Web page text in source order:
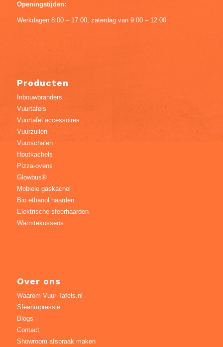
Openingstijden:
Werkdagen 8:00 – 17:00, zaterdag van 9:00 – 12:00
Producten
Inbouwbranders
Vuurtafels
Vuurtafel accessoires
Vuurzuilen
Vuurschalen
Houtkachels
Pizza-ovens
Glowbus®
Mobiele gaskachel
Bio ethanol haarden
Elektrische sfeerhaarden
Warmtekussens
Over ons
Waarom Vuur-Tafels.nl
Sfeerimpressie
Blogs
Contact
Showroom afspraak maken